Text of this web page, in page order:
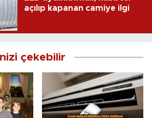
açılıp kapanan camiye ilgi
çekebilir